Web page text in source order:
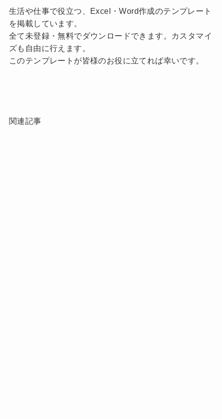
生活や仕事で役立つ、Excel・Word作成のテンプレート
を掲載しています。
全て未登録・無料でダウンロードできます。カスタマイ
ズも自由に行えます。
このテンプレートが皆様のお役に立てれば幸いです。
関連記事